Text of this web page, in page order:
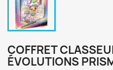
COFFRET
ÉVOLUTIONS